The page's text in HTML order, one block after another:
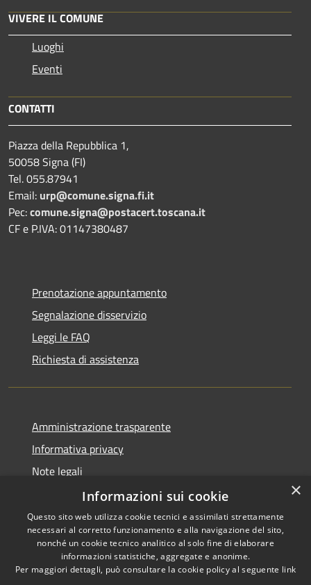
VIVERE IL COMUNE
Luoghi
Eventi
CONTATTI
Piazza della Repubblica 1,
50058 Signa (FI)
Tel. 055.87941
Email: urp@comune.signa.fi.it
Pec:comune.signa@postacert.toscana.it
CF e P.IVA: 01147380487
Prenotazione appuntamento
Segnalazione disservizio
Leggi le FAQ
Richiesta di assistenza
Amministrazione trasparente
Informativa privacy
Note legali
Dichiarazione di accessibilità
RSS
Accessibilità
Copyright © 2026 • Comune di
Signa • Powered by
×
Informazioni sui cookie
Questo sito web utilizza cookie tecnici e assimilati strettamente
necessari al corretto funzionamento e alla navigazione del sito,
nonché un cookie tecnico analitico al solo fine di elaborare
informazioni statistiche, aggregate e anonime.
Per maggiori dettagli, può consultare la cookie policy al seguente link